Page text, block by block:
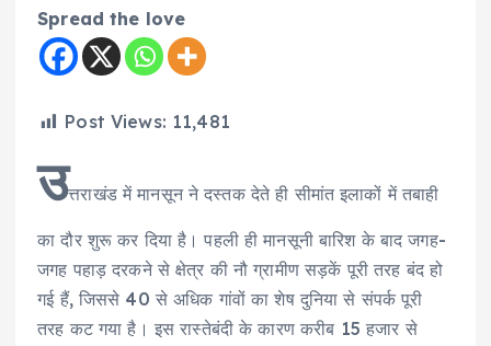
Spread the love
Post Views: 11,481
उत्तराखंड में मानसून ने दस्तक देते ही सीमांत इलाकों में तबाही
का दौर शुरू कर दिया है। पहली ही मानसूनी बारिश के बाद जगह-
जगह पहाड़ दरकने से क्षेत्र की नौ ग्रामीण सड़कें पूरी तरह बंद हो
गई हैं, जिससे 40 से अधिक गांवों का शेष दुनिया से संपर्क पूरी
तरह कट गया है। इस रास्तेबंदी के कारण करीब 15 हजार से